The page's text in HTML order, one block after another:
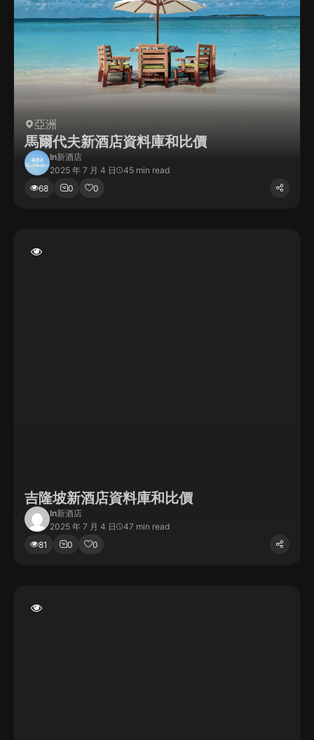
亞洲
馬爾代夫新酒店資料庫和比價
In新酒店
2025 年 7 月 4 日
45 min read
68
0 0
吉隆坡新酒店資料庫和比價
In新酒店
2025 年 7 月 4 日
47 min read
81
0 0